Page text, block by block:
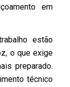
em
estão
o que exige
preparado.
técnico